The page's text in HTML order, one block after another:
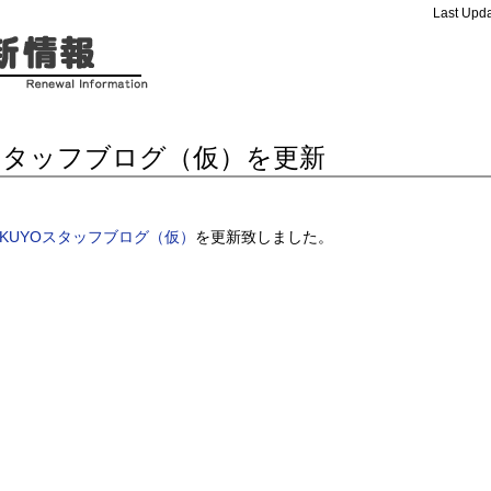
Last
ッフブログ（仮）を更新
スタッフブログ（仮） を更新致しました。